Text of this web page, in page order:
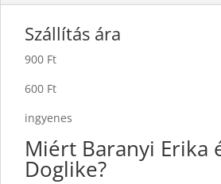
Szállítás ára
900 Ft
600 Ft
ingyenes
Miért Baranyi Erika
Doglike?